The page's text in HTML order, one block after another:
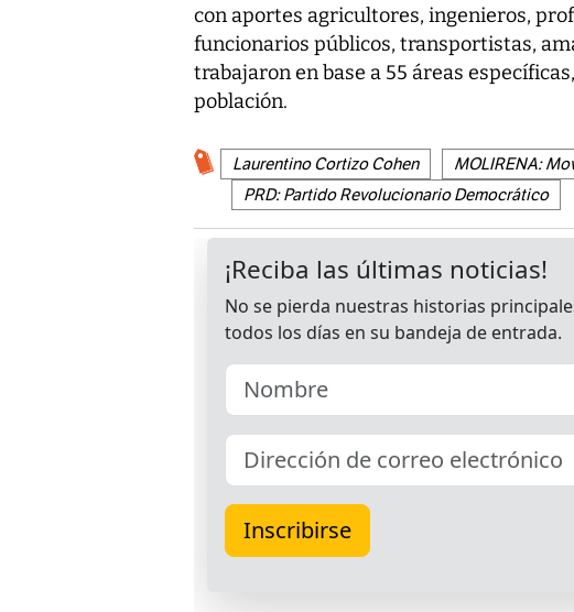
con aportes agricultores, ingenieros,
funcionarios públicos, transportistas,
trabajaron en base a 55 áreas
población.
Laurentino Cortizo Cohen
MOLIRENA:
PRD: Partido Revolucionario Democrático